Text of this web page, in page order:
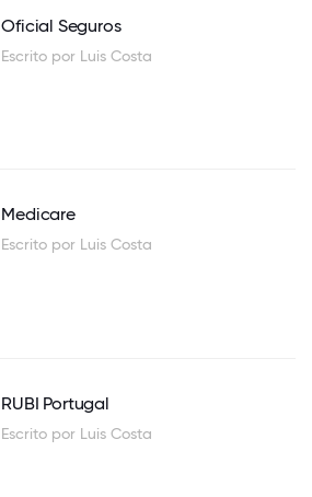
Oficial Seguros
Escrito por Luis Costa
Medicare
Escrito por Luis Costa
RUBI Portugal
Escrito por Luis Costa